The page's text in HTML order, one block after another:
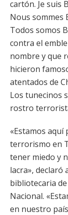
cartón. Je suis
Nous sommes
Todos somos
contra el
nombre y que
hicieron
atentados de
Los tunecinos
rostro
«Estamos aquí
terrorismo en
tener miedo y
lacra», declaró
bibliotecaria
Nacional.
en nuestro